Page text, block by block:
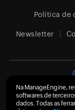
Política de
Newsletter
Na ManageEngine,
softwares de
dados. Todas as